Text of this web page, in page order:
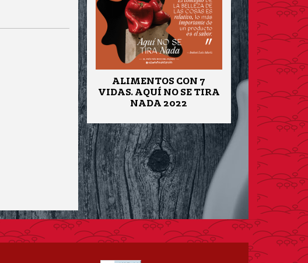
ALIMENTOS CON 7
VIDAS. AQUÍ NO SE TIRA
NADA 2022